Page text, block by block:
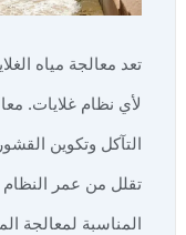
تعد معالجة مياه
لأي نظام غلايات.
التآكل وتكوين
تقلل من عمر النظام
المناسبة لمعالجة